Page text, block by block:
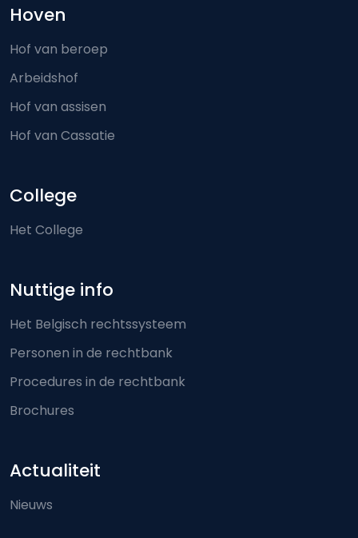
Hoven
Hof van beroep
Arbeidshof
Hof van assisen
Hof van Cassatie
College
Het College
Nuttige info
Het Belgisch rechtssysteem
Personen in de rechtbank
Procedures in de rechtbank
Brochures
Actualiteit
Nieuws